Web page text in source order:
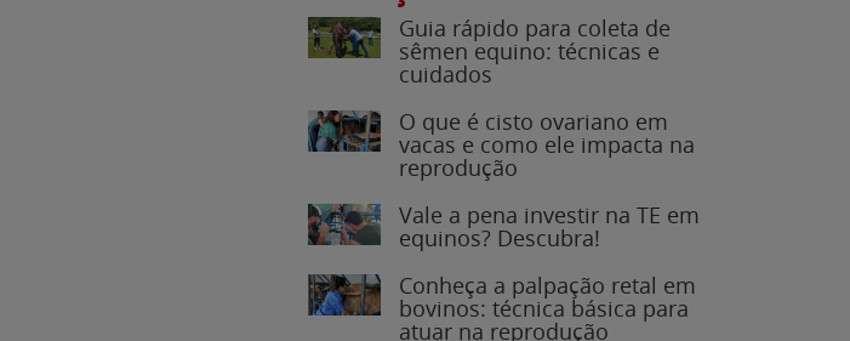
Guia rápido para coleta de
sêmen equino: técnicas e
cuidados
O que é cisto ovariano em
vacas e como ele impacta na
reprodução
Vale a pena investir na TE em
equinos? Descubra!
Conheça a palpação retal em
bovinos: técnica básica para
atuar na reprodução